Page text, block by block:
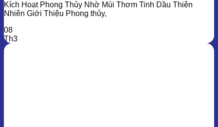
Kích Hoạt Phong Thủy Nhờ Mùi Thơm Tinh Dầu Thiên
Nhiên Giới Thiệu Phong thủy,
08
Th3